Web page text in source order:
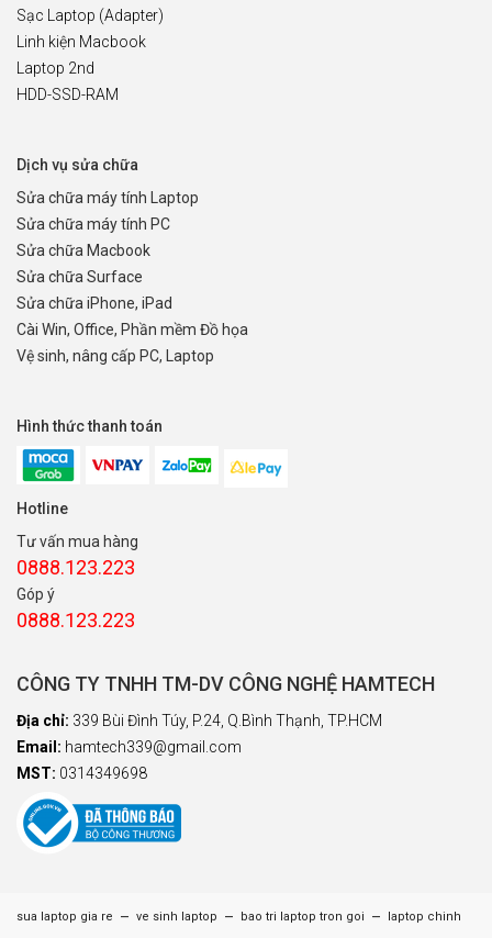
Sạc Laptop (Adapter)
Linh kiện Macbook
Laptop 2nd
HDD-SSD-RAM
Dịch vụ sửa chữa
Sửa chữa máy tính Laptop
Sửa chữa máy tính PC
Sửa chữa Macbook
Sửa chữa Surface
Sửa chữa iPhone, iPad
Cài Win, Office, Phần mềm Đồ họa
Vệ sinh, nâng cấp PC, Laptop
Hình thức thanh toán
Hotline
Tư vấn mua hàng
0888.123.223
Góp ý
0888.123.223
CÔNG TY TNHH TM-DV CÔNG NGHỆ HAMTECH
Địa chỉ: 339 Bùi Đình Túy, P.24, Q.Bình Thạnh, TP.HCM
Email: hamtech339@gmail.com
MST: 0314349698
sua laptop gia re – ve sinh laptop – bao tri laptop tron goi –
laptop chinh